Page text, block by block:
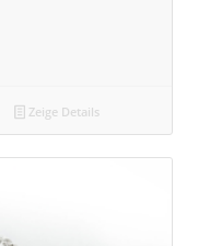
Zeige Details